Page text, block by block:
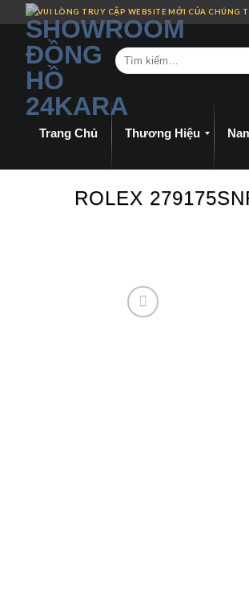
content
VUI LÒNG TRUY CẬP WEBSITE MỚI CỦA
Trang Chủ Thương Hiệu
ROLEX